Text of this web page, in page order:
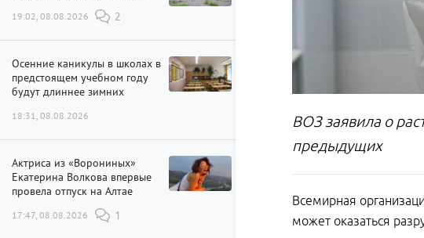
19:02, 08.08.2026 2
Осенние каникулы в школах в
предстоящем учебном году
будут длиннее зимних
18:31, 08.08.2026
Актриса из «Ворониных»
Екатерина Волкова впервые
провела отпуск на Алтае
17:47, 08.08.2026 1
ВОЗ заявила о
предыдущих
Всемирная
может оказаться